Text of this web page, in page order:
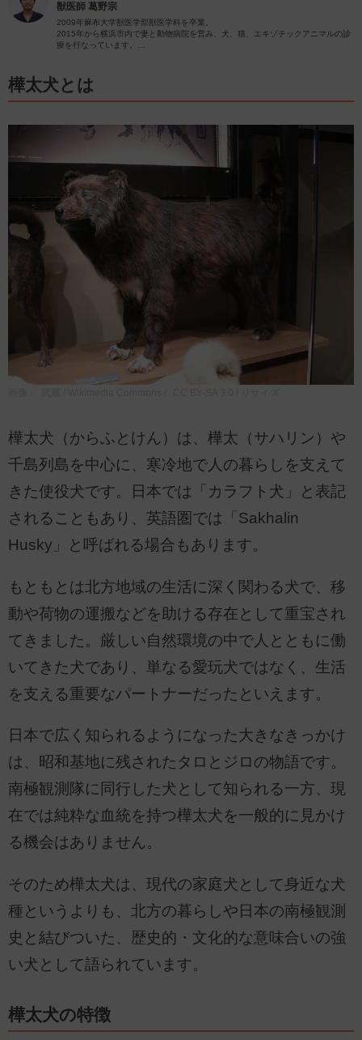
獣医師 葛野宗
2009年麻布大学獣医学部獣医学科を卒業。
2015年から横浜市内で妻と動物病院を営み、犬、猫、エキゾチックアニマルの診
療を行なっています。
内科(循環器、内分泌など)、歯科、産科に力を入れています。
樺太犬とは
樺太犬（からふとけん）は、樺太（サハリン）や
千島列島を中心に、寒冷地で人の暮らしを支えて
きた使役犬です。日本では「カラフト犬」と表記
されることもあり、英語圏では「Sakhalin
Husky」と呼ばれる場合もあります。
もともとは北方地域の生活に深く関わる犬で、移
動や荷物の運搬などを助ける存在として重宝され
てきました。厳しい自然環境の中で人とともに働
いてきた犬であり、単なる愛玩犬ではなく、生活
を支える重要なパートナーだったといえます。
日本で広く知られるようになった大きなきっかけ
は、昭和基地に残されたタロとジロの物語です。
南極観測隊に同行した犬として知られる一方、現
在では純粋な血統を持つ樺太犬を一般的に見かけ
る機会はありません。
そのため樺太犬は、現代の家庭犬として身近な犬
種というよりも、北方の暮らしや日本の南極観測
史と結びついた、歴史的・文化的な意味合いの強
い犬として語られています。
樺太犬の特徴